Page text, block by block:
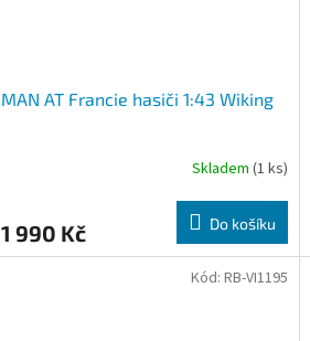
MAN AT Francie hasiči 1:43 Wiking
Skladem (1 ks)
1 990 Kč Do košíku
Kód: RB-VI1195